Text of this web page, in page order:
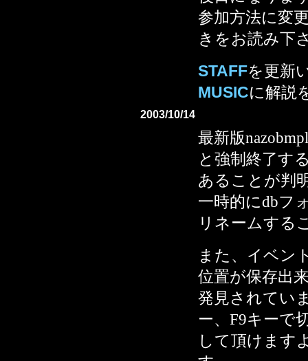
参加方法に変
きをお読み下
STAFFを更新
MUSICに解説
2003/10/14
最新版
と強制終了す
あることが判
一時的にdbフ
リネームする
また、イベン
位置が保存出
発見されてい
ー、F9キーで
して頂けます